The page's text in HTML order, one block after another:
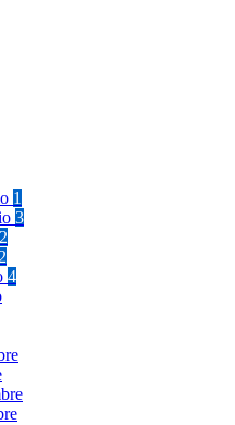
1
3
2
2
4